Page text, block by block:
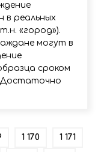
в реальных
«город»).
могут в
сроком
Достаточно
1 170 1 171